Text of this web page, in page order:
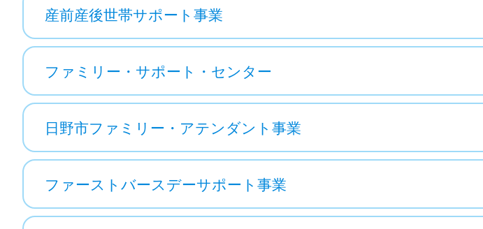
産前産後世帯サポート事業
ファミリー・サポート・センター
日野市ファミリー・アテンダント事業
ファーストバースデーサポート事業